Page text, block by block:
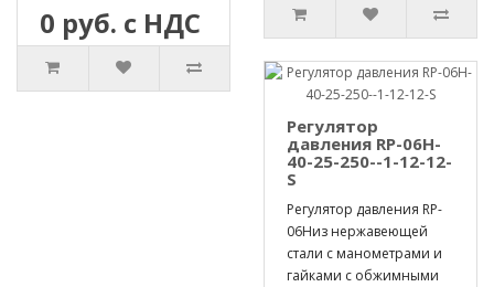
0 руб. с НДС
Регулятор
давления RP-06H-
40-25-250--1-12-12-
S
Регулятор давления RP-
06Hиз нержавеющей
стали с манометрами и
гайками с обжимными